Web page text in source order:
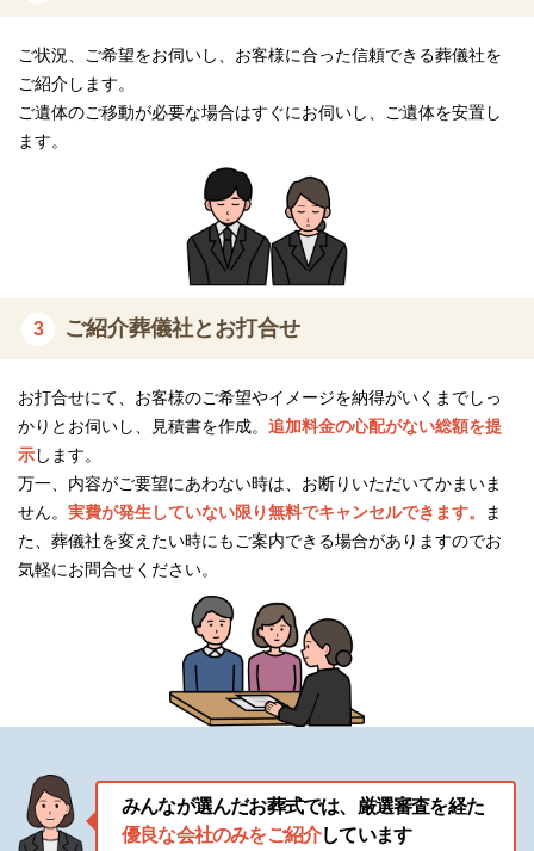
また、施設維持費の分を価格に転嫁せず、明朗な料金体系で遺族
の経済的負担も軽減しています。
吉祥はぶりののおすすめポイント
吉祥はぶりは、追加費用の不安を解消する明瞭な定額プランを用
意し、丁寧な説明で安心を提供しています。
個別対応が特長です。
に寄り添った迅速なサポートを実現しています。
“明瞭・安心”を支えるプラン設計と価格設定
葬儀の費用は、突然のことでもあり不安がつきまといます。
吉祥はぶりでは、必要なサービスを含んだ5つの定額プランを用意
「知らない間に追加料金が…」といった心配がなく、説明も丁寧
価格に対して何が含まれているのかが明確なので、遺族は安心し
て希望にあったプランを選ぶことができます。
自社直営の生花店「花かんざし」による高品質
な花祭壇
ご状況、ご希望をお伺いし、お客様に合った信頼できる葬儀社を
ご紹介します。
ご遺体のご移動が必要な場合はすぐにお伺いし、ご遺体を安置し
ます。
3 ご紹介葬儀社とお打合せ
お打合せにて、お客様のご希望やイメージを納得がいくまでしっ
かりとお伺いし、見積書を作成。 追加料金の心配がない総額を提
示します。
万一、内容がご要望にあわない時は、お断りいただいてかまいま
せん。 実費が発生していない限り無料でキャンセルできます。
ま
た、葬儀社を変えたい時にもご案内できる場合がありますのでお
気軽にお問合せください。
みんなが選んだお葬式では、厳選審査を経た
優良な会社のみをご紹介しています